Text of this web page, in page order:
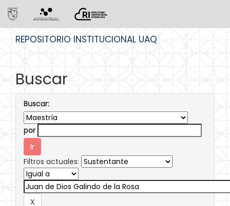
REPOSITORIO INSTITUCIONAL UAQ
Buscar
Buscar:
por
Filtros actuales: